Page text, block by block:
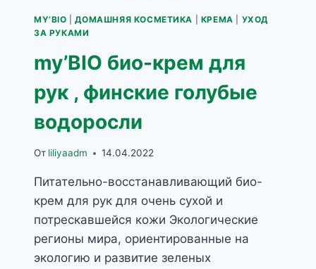
MY’BIO |ДОМАШНЯЯ КОСМЕТИКА КРЕМА
УХОД
ЗА РУКАМИ
my’BIO био-крем для
рук , финские голубые
водоросли
От liliyaadm 14.04.2022
Питательно-восстанавливающий био-
крем для рук для очень сухой и
потрескавшейся кожи Экологические
регионы мира, ориентированные на
экологию и развитие зеленых